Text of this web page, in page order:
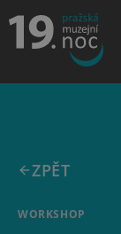
ZPĚT
WORKSHOP